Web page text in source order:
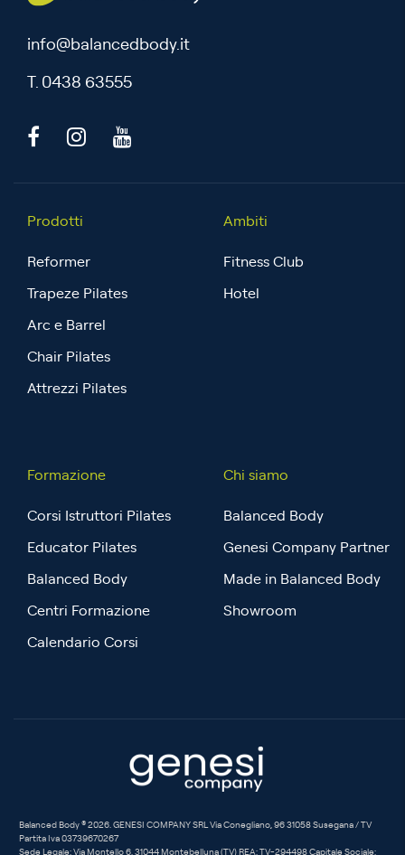
info@balancedbody.it
T. 0438 63555
Prodotti
Reformer
Trapeze Pilates
Arc e Barrel
Chair Pilates
Attrezzi Pilates
Ambiti
Fitness Club
Hotel
Formazione
Corsi Istruttori Pilates
Educator Pilates
Balanced Body
Centri Formazione
Calendario Corsi
Chi siamo
Balanced Body
Genesi Company Partner
Made in Balanced Body
Showroom
Balanced Body ® 2026. GENESI COMPANY SRL Via Conegliano, 96 31058 Susegana / TV
Partita Iva 03739670267
Sede Legale: Via Montello 6, 31044 Montebelluna (TV) REA: TV-294498 Capitale Sociale: